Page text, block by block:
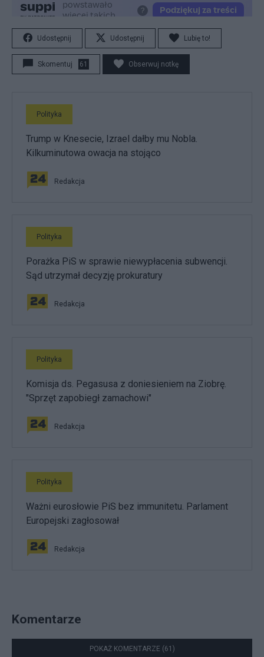
Udostępnij Udostępnij Lubię to!
Skomentuj 61 Obserwuj notkę
Polityka
Trump w Knesecie, Izrael dałby mu Nobla.
Kilkuminutowa owacja na stojąco
Redakcja
Polityka
Porażka PiS w sprawie niewypłacenia subwencji.
Sąd utrzymał decyzję prokuratury
Redakcja
Polityka
Komisja ds. Pegasusa z doniesieniem na Ziobrę.
"Sprzęt zapobiegł zamachowi"
Redakcja
Polityka
Ważni eurosłowie PiS bez immunitetu. Parlament
Europejski zagłosował
Redakcja
Komentarze
POKAŻ KOMENTARZE (61)